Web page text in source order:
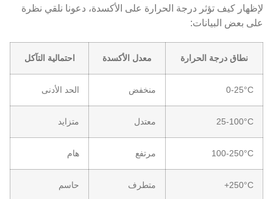
لإظهار كيف تؤثر درجة الحرارة على الأكسدة، دعونا نلقي نظرة
على بعض البيانات:
نطاق درجة الحرارة معدل الأكسدة احتمالية التآكل
0-25°C منخفض الحد الأدنى
25-100°C معتدل متزايد
100-250°C مرتفع هام
250°C+ متطرف حاسم